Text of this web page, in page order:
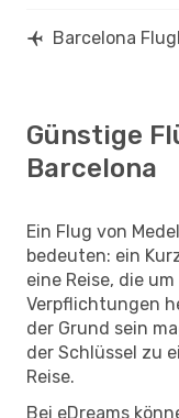
Barcelona
Günstige
Barcelona
Ein Flug von
bedeuten: ein
eine Reise, die
Verpflichtungen
der Grund sein
der Schlüssel zu
Reise.
Bei eDreams